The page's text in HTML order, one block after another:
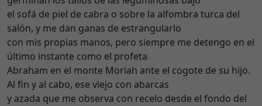
el sofá de piel de cabra o sobre la alfombra turca del
salón, y me dan ganas de estrangularlo
con mis propias manos, pero siempre me detengo en el
último instante como el profeta
Abraham en el monte Moriah ante el cogote de su hijo.
Al fin y al cabo, ese viejo con abarcas
y azada que me observa con recelo desde el fondo del